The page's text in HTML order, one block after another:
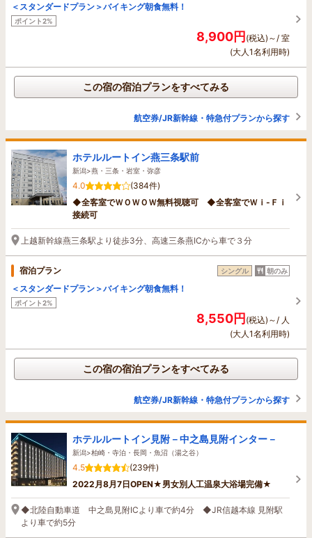
＜スタンダードプラン＞バイキング朝食無料！
ポイント2%
8,900円(税込)～/ 室
(大人1名利用時)
この宿の宿泊プランをすべてみる
航空券/JR新幹線・特急付プランから探す
ホテルルートイン燕三条駅前
新潟>燕・三条・岩室・弥彦
4.0
(384件)
◆全客室でＷＯＷＯＷ無料視聴可 ◆全客室でＷｉ-Ｆｉ
接続可
上越新幹線燕三条駅より徒歩3分、高速三条燕ICから車で３分
宿泊プラン シングル 朝のみ
＜スタンダードプラン＞バイキング朝食無料！
ポイント2%
8,550円(税込)～/ 人
(大人1名利用時)
この宿の宿泊プランをすべてみる
航空券/JR新幹線・特急付プランから探す
ホテルルートイン見附－中之島見附インター－
新潟>柏崎・寺泊・長岡・魚沼（湯之谷）
4.5
(239件)
2022月8月7日OPEN★男女別人工温泉大浴場完備★
◆北陸自動車道 中之島見附ICより車で約4分 ◆JR信越本線 見附駅
より車で約5分